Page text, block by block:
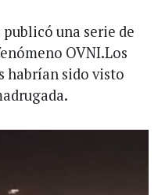
una serie de
OVNI.Los
habrían sido visto